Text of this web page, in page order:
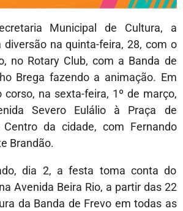
Municipal de Cultura, a
diversão na quinta-feira, 28, com o
no Rotary Club, com a Banda de
Brega fazendo a animação. Em
corso, na sexta-feira, 1º de março,
Severo Eulálio à Praça de
da cidade, com Fernando
Brandão.
dia 2, a festa toma conta do
Avenida Beira Rio, a partir das 22
da Banda de Frevo em todas as